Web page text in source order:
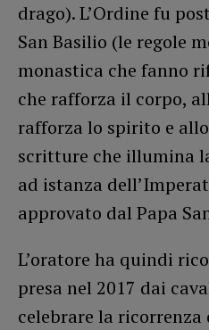
drago). L’Ordine fu
San Basilio (le regole
monastica che fanno
che rafforza il corpo,
rafforza lo spirito e
scritture che illumina
ad istanza
approvato dal Papa
L’oratore ha quindi
presa nel 2017 dai
celebrare la ricorrenza